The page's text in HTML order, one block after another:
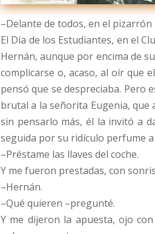
–Delante de todos, en el pizarrón
El Día de los Estudiantes, en el
Hernán, aunque por encima de
complicarse o, acaso, al oír que
pensó que se despreciaba. Pero
brutal a la señorita Eugenia,
sin pensarlo más, él la invitó a
seguida por su ridículo perfume
–Préstame las llaves del coche.
Y me fueron prestadas, con
–Hernán.
–Qué quieren –pregunté.
Y me dijeron la apuesta, ojo